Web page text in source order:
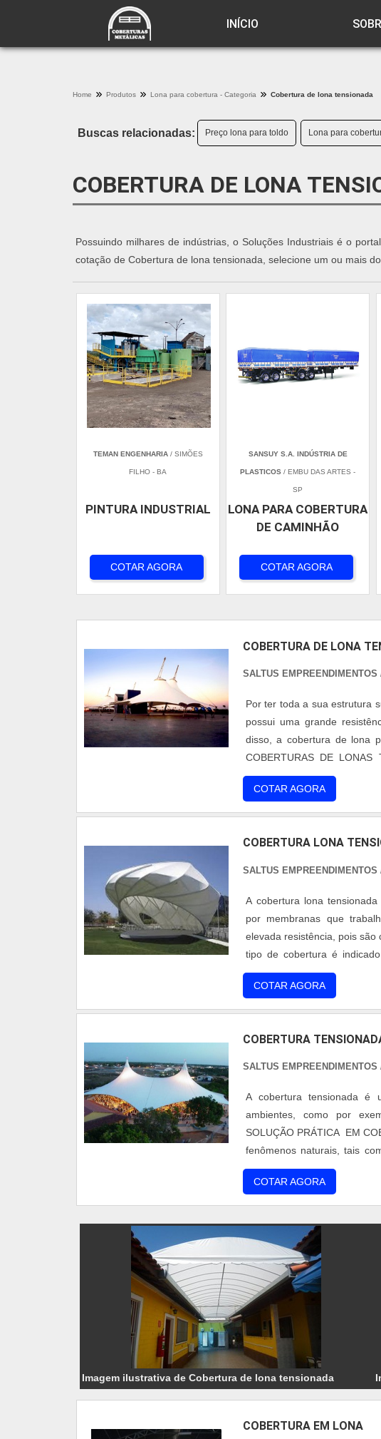
INÍCIO
Home Produtos Lona para cobertura - Categoria Cobertura de lona tensionada
Buscas relacionadas: Preço lona para toldo Lona para
COBERTURA DE LONA
Possuindo milhares de indústrias, o Soluções Industriais é o
cotação de Cobertura de lona tensionada, selecione um ou mais
TEMAN ENGENHARIA/ SIMÕES
FILHO - BA
PINTURA INDUSTRIAL
COTAR AGORA
SANSUY S.A. INDÚSTRIA DE
PLASTICOS / EMBU DAS ARTES -
SP
LONA PARA COBERTURA
DE CAMINHÃO
COTAR AGORA
COBERTURA DE LONA
SALTUS EMPREENDIMENTOS
Por ter toda a sua estrutura
possui uma grande
disso, a cobertura de lona
COBERTURAS DE
característica a presença da
de tracionamento, e...
COTAR AGORA
COBERTURA LONA
SALTUS EMPREENDIMENTOS
A cobertura lona
por membranas que
elevada resistência, pois são
tipo de cobertura é
eventos, Utilizados para
COBERTURA DE LONA
COTAR AGORA
COBERTURA
SALTUS EMPREENDIMENTOS
A cobertura tensionada é
ambientes, como por
SOLUÇÃO PRÁTICA EM
fenômenos naturais, tais
outros. Esta versão de
membranas que trabalha à ...
COTAR AGORA
Imagem ilustrativa de Cobertura de lona tensionada
COBERTURA EM LONA